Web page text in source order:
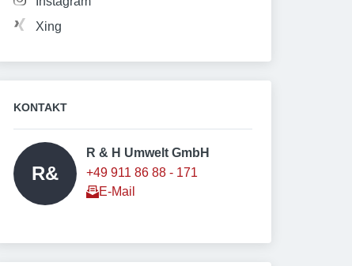
Xing
KONTAKT
R&
R & H Umwelt GmbH
+49 911 86 88 - 171
E-Mail